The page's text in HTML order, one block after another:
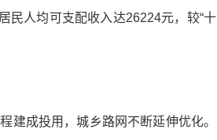
民人均可支配收入达26224元，较“十
建成投用，城乡路网不断延伸优化。